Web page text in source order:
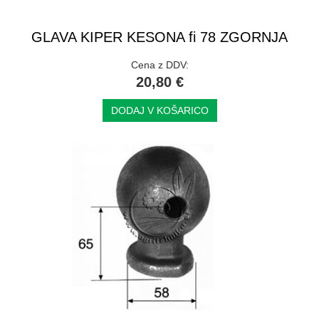
GLAVA KIPER KESONA fi 78 ZGORNJA
Cena z DDV:
20,80 €
DODAJ V KOŠARICO